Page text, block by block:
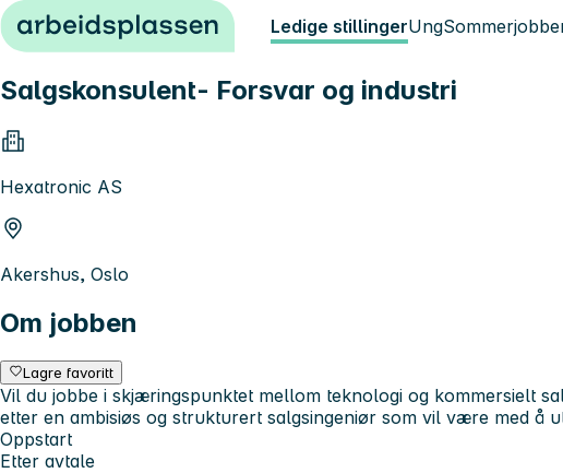
Hopp til innhold Ledige stillingerUng
Salgskonsulent- Forsvar og industri
Hexatronic AS
Akershus, Oslo
Om jobben
Lagre favoritt
Vil du jobbe i skjæringspunktet mellom teknologi og kommersielt
etter en ambisiøs og strukturert salgsingeniør som vil være med å
Oppstart
Etter avtale